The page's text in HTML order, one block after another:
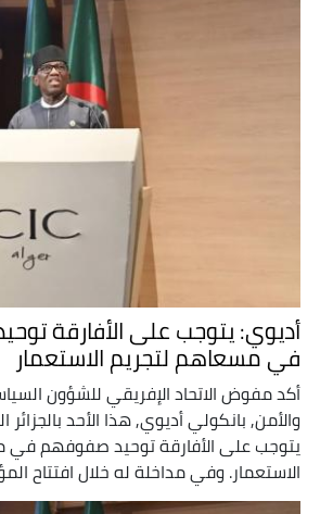
أديوي: يتوجب على الأفارقة
في مسعاهم لتجريم الاستعمار
أكد مفوض الاتحاد الإفريقي للشؤون
والأمن, بانكولي أديوي, هذا الأحد بالجزائر
يتوجب على الأفارقة توحيد صفوفهم في
الاستعمار. وفي مداخلة له خلال افتتاح